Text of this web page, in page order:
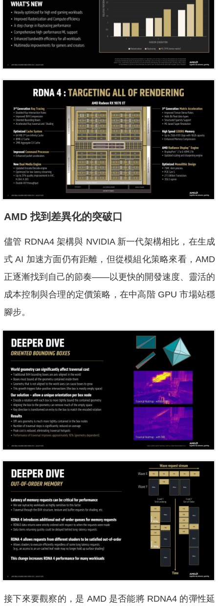
AMD 找到差異化的突破口
儘管 RDNA4 架構與 NVIDIA 新一代架構相比，在生成
式 AI 加速方面仍有距離，但從模組化策略來看，AMD
正逐漸找到自己的節奏——以更快的開發速度、靈活的
成本控制與合理的定價策略，在中高階 GPU 市場站穩
腳步。
接下來要觀察的，是 AMD 是否能將 RDNA4 的彈性延